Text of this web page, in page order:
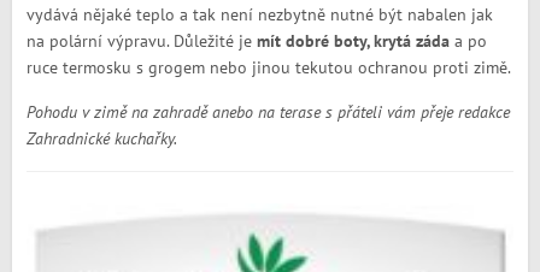
vydává nějaké teplo a tak není nezbytně nutné být nabalen jak
na polární výpravu. Důležité je mít dobré boty, krytá zádaa po
ruce termosku s grogem nebo jinou tekutou ochranou proti zimě.
Pohodu v zimě na zahradě anebo na terase s přáteli vám přeje redakce
Zahradnické kuchařky.